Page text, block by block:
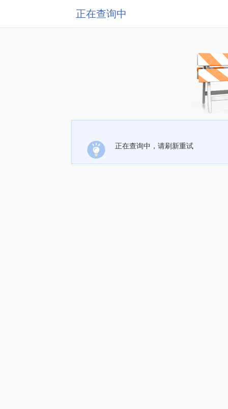
正在查询中
正在查询中，请刷新重试